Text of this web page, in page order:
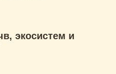
экосистем и